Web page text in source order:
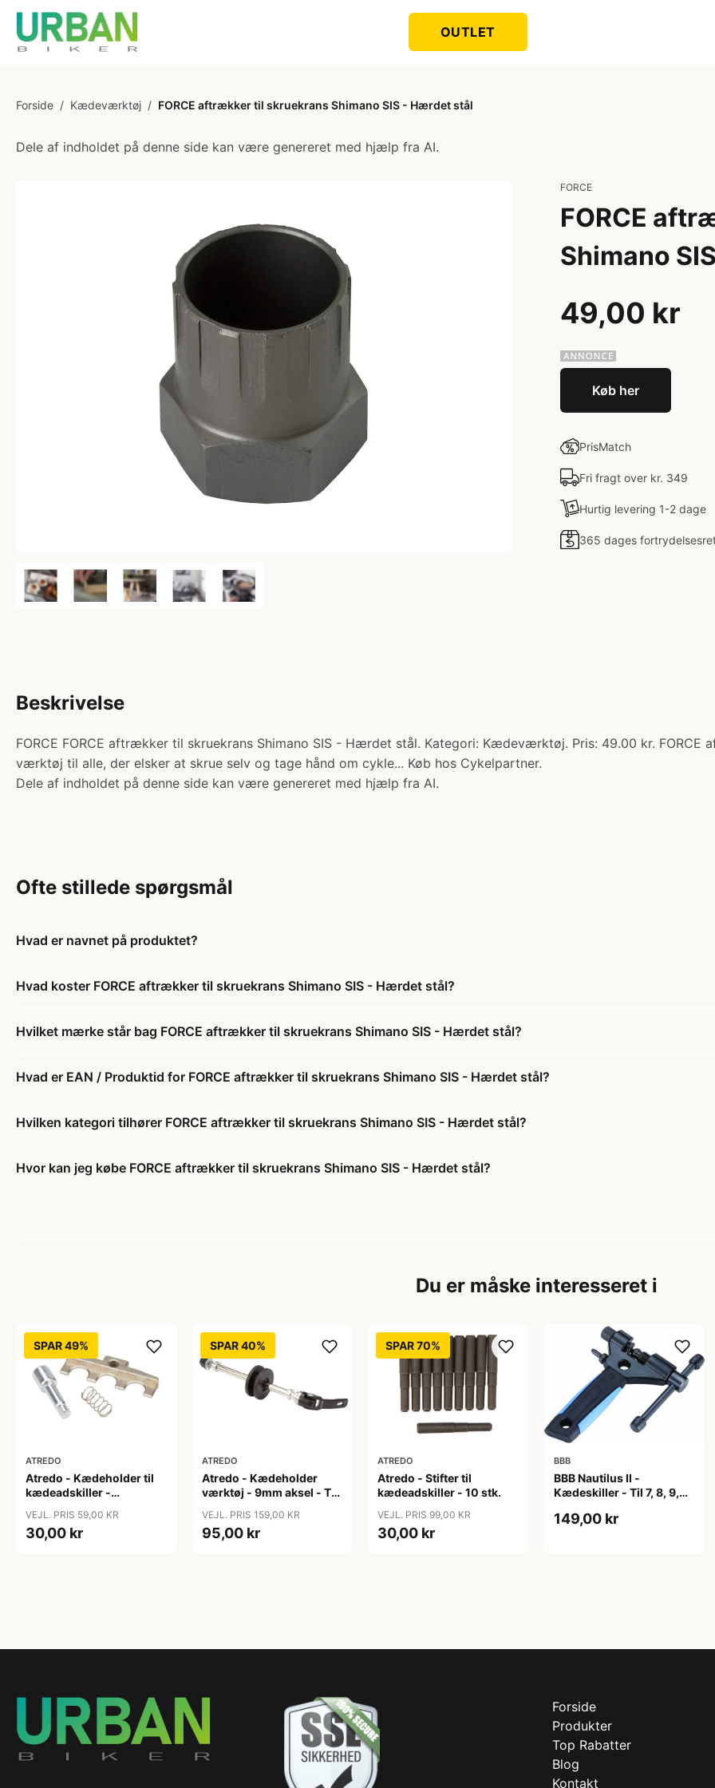
OUTLET
Forside / Kædeværktøj / FORCE aftrækker til skruekrans Shimano SIS - Hærdet stål
Dele af indholdet på denne side kan være genereret med hjælp fra AI.
FORCE
FORCE
Shimano
49,00 kr
Køb her
PrisMatch
Fri fragt over kr. 349
Hurtig levering 1-2 dage
365 dages
Beskrivelse
FORCE FORCE aftrækker til skruekrans Shimano SIS - Hærdet stål. Kategori: Kædeværktøj. Pris: 49.00 kr. FORCE
værktøj til alle, der elsker at skrue selv og tage hånd om cykle... Køb hos Cykelpartner.
Dele af indholdet på denne side kan være genereret med hjælp fra AI.
Ofte stillede spørgsmål
Hvad er navnet på produktet?
Hvad koster FORCE aftrækker til skruekrans Shimano SIS - Hærdet stål?
Hvilket mærke står bag FORCE aftrækker til skruekrans Shimano SIS - Hærdet stål?
Hvad er EAN / Produktid for FORCE aftrækker til skruekrans Shimano SIS - Hærdet stål?
Hvilken kategori tilhører FORCE aftrækker til skruekrans Shimano SIS - Hærdet stål?
Hvor kan jeg købe FORCE aftrækker til skruekrans Shimano SIS - Hærdet stål?
Du er måske interesseret i
SPAR 49%
ATREDO
Atredo - Kædeholder til
kædeadskiller -
VEJL. PRIS 59,00 KR
30,00 kr
SPAR 40%
ATREDO
Atredo - Kædeholder
værktøj - 9mm aksel - Til
VEJL. PRIS 159,00 KR
95,00 kr
SPAR 70%
ATREDO
Atredo - Stifter til
kædeadskiller - 10 stk.
VEJL. PRIS 99,00 KR
30,00 kr
BBB
BBB Nautilus II -
Kædeskiller - Til 7, 8, 9,
149,00 kr
Forside
Produkter
Top Rabatter
Blog
Kontakt